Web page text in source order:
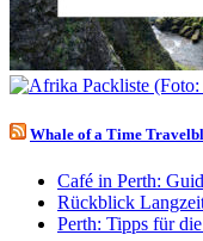
Whale of a Time
Café in Perth:
Rückblick
Perth: Tipps für